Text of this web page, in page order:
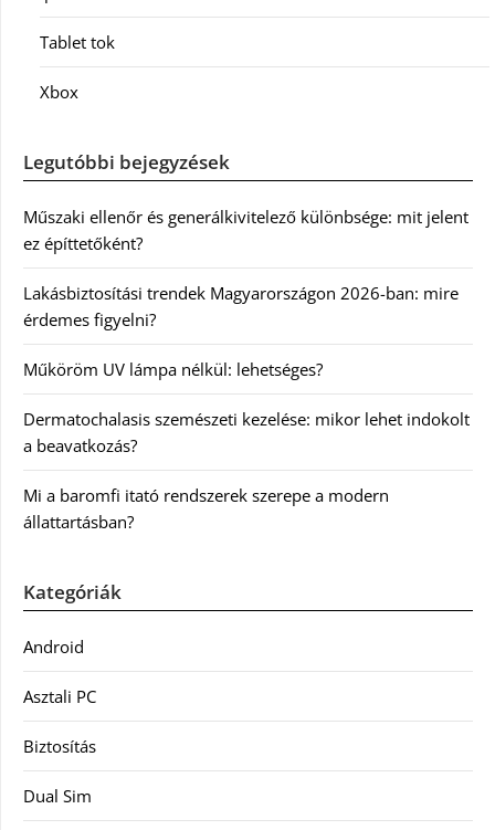
Tablet tok
Xbox
Legutóbbi bejegyzések
Műszaki ellenőr és generálkivitelező különbsége: mit jelent
ez építtetőként?
Lakásbiztosítási trendek Magyarországon 2026-ban: mire
érdemes figyelni?
Műköröm UV lámpa nélkül: lehetséges?
Dermatochalasis szemészeti kezelése: mikor lehet indokolt
a beavatkozás?
Mi a baromfi itató rendszerek szerepe a modern
állattartásban?
Kategóriák
Android
Asztali PC
Biztosítás
Dual Sim